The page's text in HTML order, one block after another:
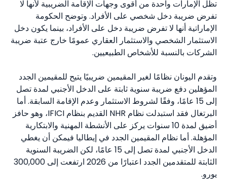
تظل الإمارات واحدة من أقوى وجهات الإقامة الضريبية لأنها لا
تفرض ضريبة دخل شخصي على الأفراد. وتوضح الحكومة
الإماراتية أنها لا تفرض ضريبة دخل على الأفراد، بينما يكون دخل
الاستثمار الشخصي والاستثمار العقاري عمومًا خارج عتبة ضريبة
الشركات بالنسبة للأشخاص الطبيعيين.
وتقدم اليونان نظامًا لغير المقيمين ضريبيًا يتيح للمقيمين الجدد
المؤهلين دفع ضريبة سنوية ثابتة على الدخل الأجنبي لمدة تصل
إلى 15 عامًا، وفقًا لشروط الاستثمار وعدم الإقامة السابقة. أما
البرتغال فقد استبدلت نظام NHR القديم بنظام IFICI، وهو حافز
أضيق لمدة 10 سنوات يركز على الأنشطة المهنية والابتكارية
المؤهلة. أما نظام المقيمين الجدد في إيطاليا فيمكن أن يغطي
الدخل الأجنبي لمدة تصل إلى 15 عامًا، لكن الضريبة السنوية
الثابتة للمتقدمين الجدد اعتبارًا من 2026 ارتفعت إلى 300,000
يورو.